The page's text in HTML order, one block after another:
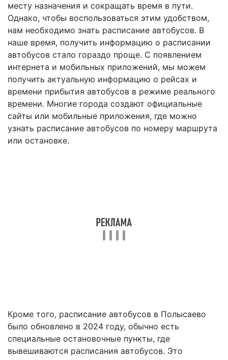
месту назначения и сокращать время в пути.
Однако, чтобы воспользоваться этим удобством,
нам необходимо знать расписание автобусов. В
наше время, получить информацию о расписании
автобусов стало гораздо проще. С появлением
интернета и мобильных приложений, мы можем
получить актуальную информацию о рейсах и
времени прибытия автобусов в режиме реального
времени. Многие города создают официальные
сайты или мобильные приложения, где можно
узнать расписание автобусов по номеру маршрута
или остановке.
Кроме того, расписание автобусов в Полысаево
было обновлено в 2024 году, обычно есть
специальные остановочные пункты, где
вывешиваются расписания автобусов. Это